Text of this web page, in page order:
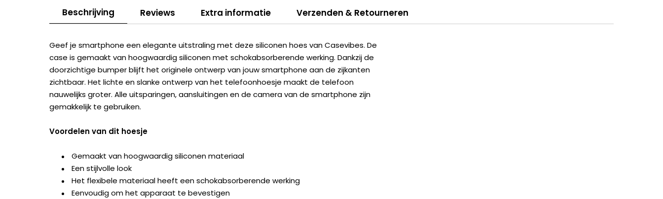
Beschrijving Reviews Extra informatie Verzenden & Retourneren
Geef je smartphone een elegante uitstraling met deze siliconen hoes van Casevibes. De
case is gemaakt van hoogwaardig siliconen met schokabsorberende werking. Dankzij de
doorzichtige bumper blijft het originele ontwerp van jouw smartphone aan de zijkanten
zichtbaar. Het lichte en slanke ontwerp van het telefoonhoesje maakt de telefoon
nauwelijks groter. Alle uitsparingen, aansluitingen en de camera van de smartphone zijn
gemakkelijk te gebruiken.
Voordelen van dit hoesje
Gemaakt van hoogwaardig siliconen materiaal
Een stijlvolle look
Het flexibele materiaal heeft een schokabsorberende werking
Eenvoudig om het apparaat te bevestigen